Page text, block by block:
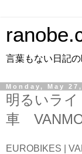
言葉もない日記
Monday, May
明るいラ
車
EUROBIKES |